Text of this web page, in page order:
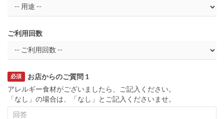
ご利用回数
お店からのご質問 1
必須
アレルギー食材がございましたら、ご記入ください。
「なし」の場合は、「なし」とご記入くださいませ。